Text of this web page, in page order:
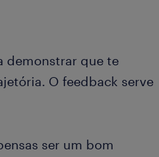
demonstrar que te
O feedback serve
ser um bom